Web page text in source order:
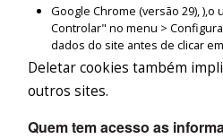
Google Chrome (versão 29),
Controlar" no menu >
dados do site antes de clicar
Deletar cookies também
outros sites.
Quem tem acesso as